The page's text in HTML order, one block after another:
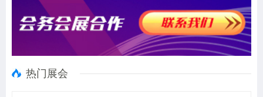
热门展会